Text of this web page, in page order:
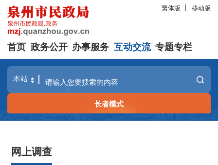
繁体版 移动版
首页 政务公开 办事服务 互动交流 专题专栏
长者模式
网上调查